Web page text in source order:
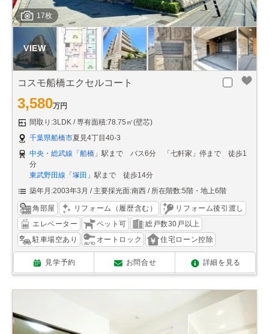
17枚
コスモ船橋エクセルコート
3,580万円
間取り:3LDK
専有面積:78.75㎡(壁芯)
千葉県船橋市夏見4丁目40-3
中央・総武線 「船橋 」駅まで バス6分 「七軒家」停まで 徒歩1
分
東武野田線 「塚田 」駅まで 徒歩14分
築年月:2003年3月
主要採光面:南西 所在階数:5階・地上6階
角部屋 リフォーム（履歴含む）
リフォーム後引渡し
エレベーター
ペット可
総戸数30戸以上
駐車場空あり
オートロック 住宅ローン控除
見学予約 お問合せ 詳細を見る